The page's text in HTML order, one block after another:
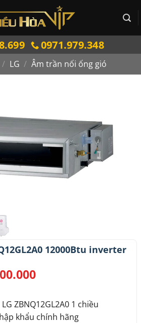
0971.979.348
/ LG / Âm trần nối ống gió
12000Btu inverter
Giá
là:
18.600.000.
ZBNQ12GL2A0 1 chiều
khẩu chính hãng